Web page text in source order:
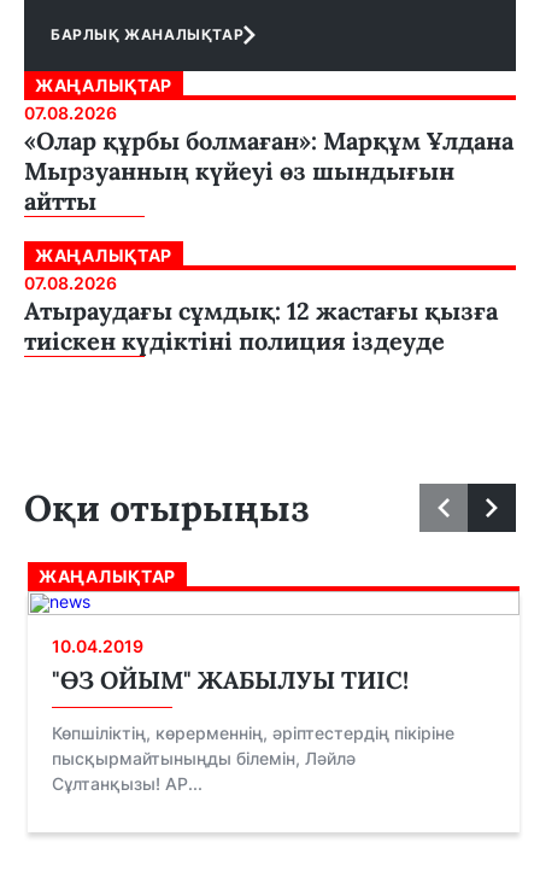
БАРЛЫҚ ЖАНАЛЫҚТАР
ЖАҢАЛЫҚТАР
07.08.2026
«Олар құрбы болмаған»: Марқұм Ұлдана
Мырзуанның күйеуі өз шындығын
айтты
ЖАҢАЛЫҚТАР
07.08.2026
Атыраудағы сұмдық: 12 жастағы қызға
тиіскен күдіктіні полиция іздеуде
Оқи отырыңыз
ЖАҢАЛЫҚТАР
10.04.2019
"ӨЗ ОЙЫМ" ЖАБЫЛУЫ ТИІС!
Көпшіліктің, көрерменнің, әріптестердің пікіріне
пысқырмайтыныңды білемін, Ләйлә
Сұлтанқызы! АР...